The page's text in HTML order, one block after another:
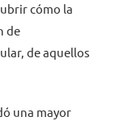
cómo la
de
de aquellos
una mayor